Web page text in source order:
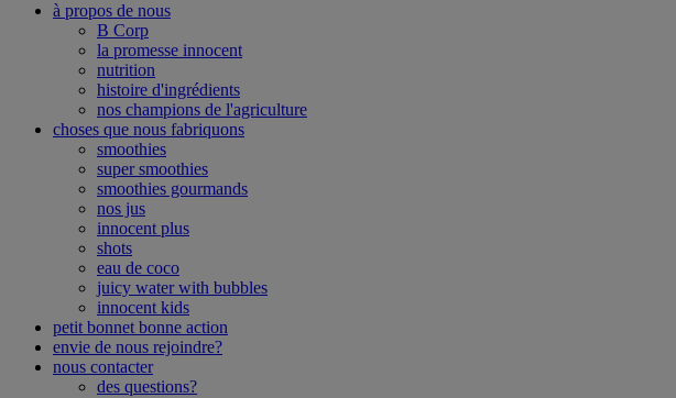
à propos de nous
B Corp
la promesse innocent
nutrition
histoire d'ingrédients
nos champions de l'agriculture
choses que nous fabriquons
smoothies
super smoothies
smoothies gourmands
nos jus
innocent plus
shots
eau de coco
juicy water with bubbles
innocent kids
petit bonnet bonne action
envie de nous rejoindre?
nous contacter
des questions?